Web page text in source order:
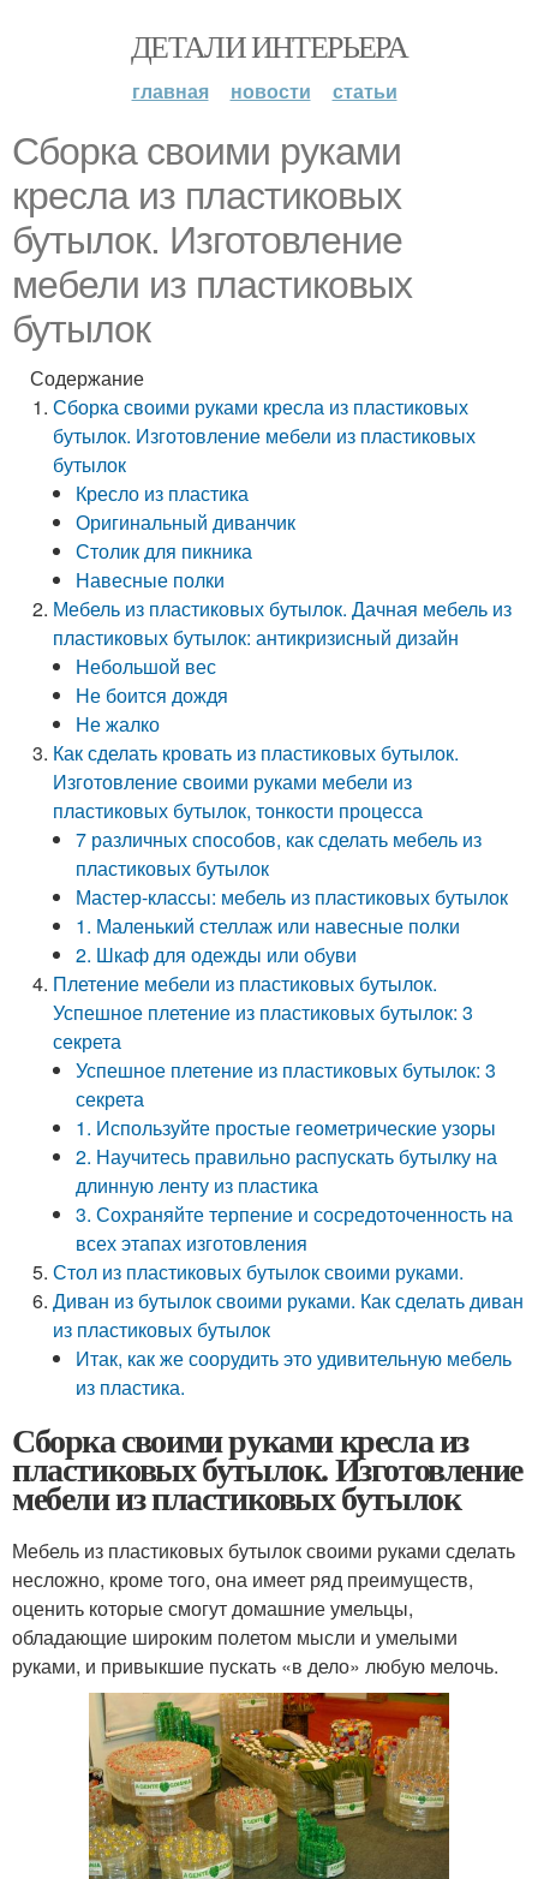
ДЕТАЛИ ИНТЕРЬЕРА
главная новости статьи
Сборка своими руками
кресла из пластиковых
бутылок. Изготовление
мебели из пластиковых
бутылок
Содержание
Сборка своими руками кресла из пластиковых
бутылок. Изготовление мебели из пластиковых
бутылок
Кресло из пластика
Оригинальный диванчик
Столик для пикника
Навесные полки
Мебель из пластиковых бутылок. Дачная мебель из
пластиковых бутылок: антикризисный дизайн
Небольшой вес
Не боится дождя
Не жалко
Как сделать кровать из пластиковых бутылок.
Изготовление своими руками мебели из
пластиковых бутылок, тонкости процесса
7 различных способов, как сделать мебель из
пластиковых бутылок
Мастер-классы: мебель из пластиковых бутылок
1. Маленький стеллаж или навесные полки
2. Шкаф для одежды или обуви
Плетение мебели из пластиковых бутылок.
Успешное плетение из пластиковых бутылок: 3
секрета
Успешное плетение из пластиковых бутылок: 3
секрета
1. Используйте простые геометрические узоры
2. Научитесь правильно распускать бутылку на
длинную ленту из пластика
3. Сохраняйте терпение и сосредоточенность на
всех этапах изготовления
Стол из пластиковых бутылок своими руками.
Диван из бутылок своими руками. Как сделать диван
из пластиковых бутылок
Итак, как же соорудить это удивительную мебель
из пластика.
Сборка своими руками кресла из
пластиковых бутылок. Изготовление
мебели из пластиковых бутылок
Мебель из пластиковых бутылок своими руками сделать
несложно, кроме того, она имеет ряд преимуществ,
оценить которые смогут домашние умельцы,
обладающие широким полетом мысли и умелыми
руками, и привыкшие пускать «в дело» любую мелочь.